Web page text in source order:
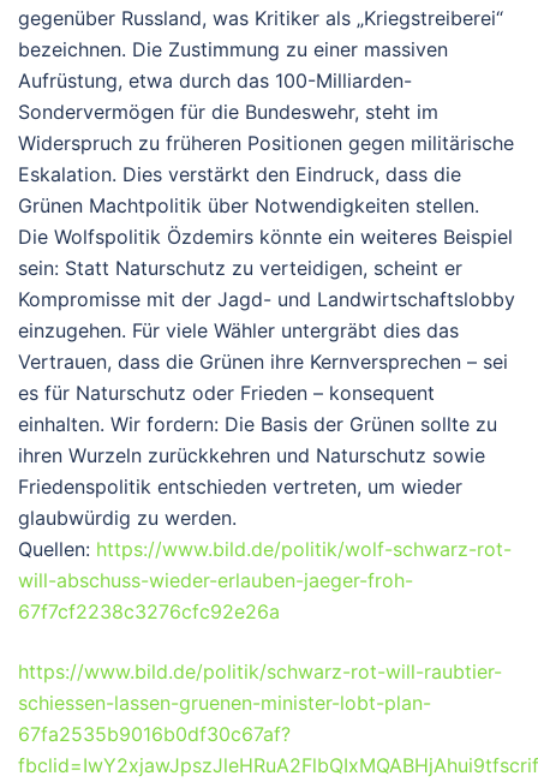
gegenüber Russland, was Kritiker als „Kriegstreiberei“
bezeichnen. Die Zustimmung zu einer massiven
Aufrüstung, etwa durch das 100-Milliarden-
Sondervermögen für die Bundeswehr, steht im
Widerspruch zu früheren Positionen gegen militärische
Eskalation. Dies verstärkt den Eindruck, dass die
Grünen Machtpolitik über Notwendigkeiten stellen.
Die Wolfspolitik Özdemirs könnte ein weiteres Beispiel
sein: Statt Naturschutz zu verteidigen, scheint er
Kompromisse mit der Jagd- und Landwirtschaftslobby
einzugehen. Für viele Wähler untergräbt dies das
Vertrauen, dass die Grünen ihre Kernversprechen – sei
es für Naturschutz oder Frieden – konsequent
einhalten. Wir fordern: Die Basis der Grünen sollte zu
ihren Wurzeln zurückkehren und Naturschutz sowie
Friedenspolitik entschieden vertreten, um wieder
glaubwürdig zu werden.
Quellen: https://www.bild.de/politik/wolf-schwarz-rot-
will-abschuss-wieder-erlauben-jaeger-froh-
67f7cf2238c3276cfc92e26a
https://www.bild.de/politik/schwarz-rot-will-raubtier-
schiessen-lassen-gruenen-minister-lobt-plan-
67fa2535b9016b0df30c67af?